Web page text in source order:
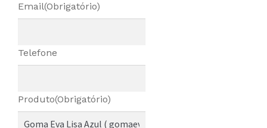
Email(Obrigatório)
Telefone
Produto(Obrigatório)